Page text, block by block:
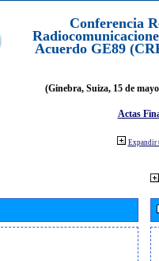
Conferencia
Acuerdo GE89
(Ginebra, Suiza, 15 de
Actas
Expandir